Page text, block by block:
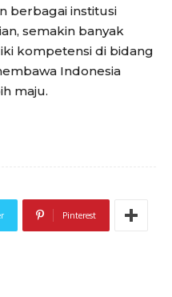
berbagai institusi
semakin banyak
kompetensi di bidang
Indonesia
maju.
Pinterest